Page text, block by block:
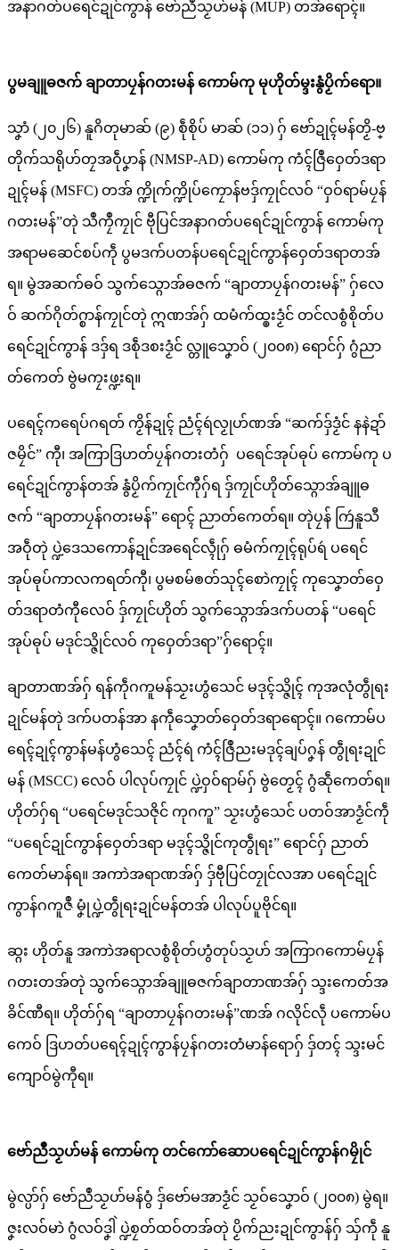
အနာဂတ်ပရေင်ဍုင်ကွာန် ဗော်ညဳသၟဟ်မန် (MUP) တအ်ရောၚ်။
ပွမချူဓဇက် ချာတာပၠန်ဂတးမန် ကောမ်ကု မုဟိုတ်မ္ဒးနွံပၟိက်ရော။
သၞာံ (၂၀၂၆) နူဂိတုမာဆ် (၉) စဵုစိုပ် မာဆ် (၁၁) ဂှ် ဗော်ဍုၚ်မန်တၟိ-ဗ္
တိုက်သရိုဟ်တၠအဝဵုပၞာန် (NMSP-AD) ကောမ်ကု ကံၚ်ဇြဳဝှေတ်ဒရာ
ဍုၚ်မန် (MSFC) တအ် က္ဍိုက်က္ဍိုပ်ကၠောန်ဗဒှ်ကၠုင်လဝ် “ဝှဝ်ရာမ်ပၠန်
ဂတးမန်”တုဲ သဳကၠဳကၠုင် ဗီုပြင်အနာဂတ်ပရေင်ဍုင်ကွာန် ကောမ်ကု
အရာမဆေင်စပ်ကဵု ပွမဒက်ပတန်ပရေင်ဍုင်ကွာန်ဝှေတ်ဒရာတအ်
ရ။ မွဲအဆက်ဓဝ် သွက်သ္ဂောအ်ဓဇက် “ချာတာပၠန်ဂတးမန်” ဂှ်လေ
ဝ် ဆက်ဂိုတ်ဂ္စာန်ကၠုင်တုဲ ဣဏအ်ဂှ် ထမံက်ထ္ၜးဒၟံင် တင်လစွံစိုတ်ပ
ရေင်ဍုင်ကွာန် ဒဒှ်ရ ဒစဵုဒစးဒၟံင် လ္တူသၞောဝ် (၂၀၀၈) ရောင်ဂှ် ဂွံညာ
တ်ကေတ် ဗွဲမကၠးဖ္ဍးရ။
ပရေၚ်ကရေပ်ဂရတ် ကၟိန်ဍုၚ် ညံၚ်ရဴလၟုဟ်ဏအ် “ဆက်ဒှ်ဒၟံင် နနဲဍာ်
ဇမၠိင်” ကီု၊ အကြာဒြဟတ်ပၠန်ဂတးတံဂှ် ပရေင်အုပ်ဓုပ် ကောမ်ကု ပ
ရေင်ဍုင်ကွာန်တအ် နွံပၟိက်ကၠုင်ကီုဂှ်ရ ဒှ်ကၠုင်ဟိုတ်သ္ဂောအ်ချူဓ
ဇက် “ချာတာပၠန်ဂတးမန်” ရောၚ် ညာတ်ကေတ်ရ။ တုဲပၠန် ကြဴနူသီ
အဝဵုတုဲ ပ္ဍဲဒေသကောန်ဍုင်အရေင်လ္ၚဵုဂှ် ဓမံက်ကၠုၚ်ရုပ်ရဴ ပရေင်
အုပ်ဓုပ်ကာလကရတ်‌ကီု၊ ပွမစမ်ၜတ်သုၚ်စောဲကၠုၚ် ကုသၞောတ်ဝှေ
တ်ဒရာတံကီုလေဝ် ဒှ်ကၠုင်ဟိုတ် သွက်သ္ဂောအ်ဒက်ပတန် “ပရေင်
အုပ်ဓုပ် မဒုင်သ္ဇိုင်လဝ် ကုဝှေတ်ဒရာ”ဂှ်ရောၚ်။
ချာတာဏအ်ဂှ် ရန်ကဵုဂကူမန်သၟးဟွံ‌သေင် မဒုၚ်သ္ဇိုၚ် ကုအလုံတွဵုရး
ဍုင်မန်တုဲ ဒက်ပတန်အာ နကဵုသၞောတ်ဝှေတ်ဒရာရောၚ်။ ဂကောမ်ပ
ရေၚ်ဍုၚ်ကွာန်မန်ဟွံသေၚ် ညံၚ်ရဴ ကံၚ်ဇြဳညးမဒုၚ်ချပ်ဂၞန် တွဵုရးဍုင်
မန် (MSCC) လေဝ် ပါလုပ်ကၠုင် ပ္ဍဲဝှဝ်ရာမ်ဂှ် ဗွဲတၟေၚ် ဂွံဆဵုကေတ်ရ။
ဟိုတ်ဂှ်ရ “ပရေင်မဒုင်သဇိုင် ကုဂကူ” သၟးဟွံသေင် ပတဝ်အာဒၟံင်ကဵု
“ပရေင်ဍုင်ကွာန်ဝှေတ်ဒရာ မဒုၚ်သ္ဇိုင်ကုတွဵုရး” ရောင်ဂှ် ညာတ်
ကေတ်မာန်ရ။ အကာဲအရာဏအ်ဂှ် ဒှ်ဗီုပြင်တၠုင်လအာ ပရေင်ဍုင်
ကွာန်ဂကူဇဳ မၞုံပ္ဍဲတွဵုရးဍုင်မန်တအ် ပါလုပ်ပူဗိုင်ရ။
ဆ္ဂး ဟိုတ်နူ အကာဲအရာလစွံစိုတ်ဟွံတုပ်သၟဟ် အကြာဂကောမ်ပၠန်
ဂတးတအ်တုဲ သွက်သ္ဂောအ်ချူဓဇက်ချာတာဏအ်ဂှ် သ္ဒးကေတ်အ
ခိင်ဏီရ။ ဟိုတ်ဂှ်ရ “ချာတာပၠန်ဂတးမန်”ဏအ် ဂလိုင်လဵု ပကောမ်ပ
ကေဝ် ဒြဟတ်ပရေၚ်ဍုၚ်ကွာန်ပၠန်ဂတးတံမာန်ရောဂှ် ဒှ်တၚ် သ္ဒးမင်
ကျောဝ်မွဲကီုရ။
ဗော်ညဳသၟဟ်မန် ကောမ်ကု တင်ကော်ဆောပရေင်ဍုင်ကွာန်ဂမၠိုင်
မွဲလ္ပာ်ဂှ် ဗော်ညဳသၟဟ်မန်ဝွံ ဒှ်ဗော်မအာဒၟံင် သၟဝ်သၞောဝ် (၂၀၀၈) မွဲရ။
ဇၞးလဝ်မာဲ ဂွံလဝ်ဒၞါဲ ပ္ဍဲစၠတ်ထဝ်တအ်တုဲ ပၟိက်ညးဍုင်ကွာန်ဂှ် သှ်ကဵု နူ